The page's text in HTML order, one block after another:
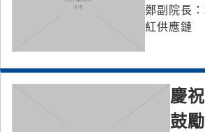
鄭副院長
紅供應鏈
慶
鼓